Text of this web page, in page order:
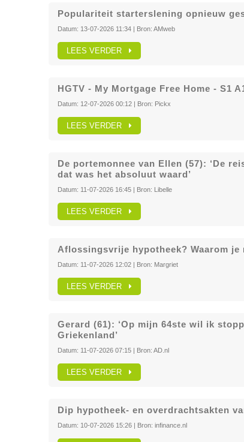
Populariteit starterslening opnieuw
Datum: 13-07-2026 11:34| Bron: AMweb
LEES VERDER
HGTV - My Mortgage Free Home - S1
Datum: 12-07-2026 00:12| Bron: Pickx
LEES VERDER
De portemonnee van Ellen (57): ‘De
dat was het absoluut waard’
Datum: 11-07-2026 16:45| Bron: Libelle
LEES VERDER
Aflossingsvrije hypotheek? Waarom
Datum: 11-07-2026 12:02| Bron: Margriet
LEES VERDER
Gerard (61): ‘Op mijn 64ste wil ik
Griekenland’
Datum: 11-07-2026 07:15| Bron: AD.nl
LEES VERDER
Dip hypotheek- en overdrachtsakten
Datum: 10-07-2026 15:26| Bron: infinance.nl